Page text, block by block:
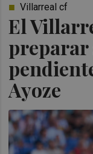
El
preparar
Ayoze
Villarreal cf